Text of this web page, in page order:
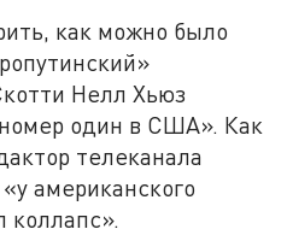
как можно было
Нелл Хьюз
один в США». Как
телеканала
американского
коллапс».